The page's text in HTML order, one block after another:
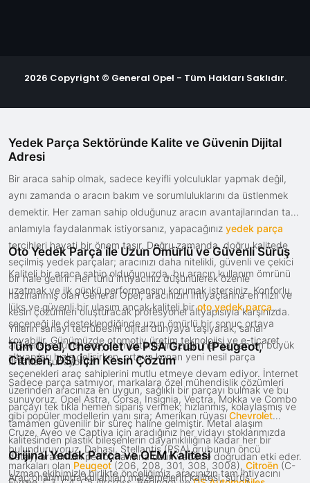
2026 Copyright © General Opel - Tüm Hakları Saklıdır.
Yedek Parça Sektöründe Kalite ve Güvenin Dijital
Adresi
Bir araca sahip olmak, sadece keyifli yolculuklar yapmak değil,
aynı zamanda o aracın bakım ve sorumluluklarını da üstlenmek
demektir. Her zaman sahip olduğunuz aracın avantajlarından tam
anlamıyla faydalanmak istiyorsanız, yapacağınız yedek parça
tercihleri hayati bir önem taşır. Doğru zamanda, doğru kalitede
seçilmiş yedek parçalar; aracınızı daha nitelikli, güvenli ve çekici
bir hale getirir. Her türlü ihtiyacınız düşünülerek özenle
hazırlanmış olan General Opel, aracınızın ihtiyaçlarına en hızlı ve
kesin çözümleri oluşturacak profesyonel altyapısıyla karşınızda.
Yılların sanayi tecrübesini dijital dünyaya taşıyarak, sanal
alışverişte güven arayan müşterilerimiz için her zaman en büyük
fırsatları sunuyoruz.
Oto Yedek Parça ile Uzun Ömürlü ve Güvenli Sürüş
Kaliteli bir araca sahip olduğunuzda, bu aracın kullanım ömrünü
uzatmak ve ilk günkü performansını korumak istersiniz. Konforlu,
lüks ve güvenli bir ulaşım ancak kaliteli biroto yedek parça
seçeneği ile desteklendiğinde uzun ömürlü bir sonuç ortaya
koyabilir. Günümüzde otomotiv üretim teknolojisi ve e-ticaret
altyapıları hızla gelişirken, ortaya konan yeni nesil parça
seçenekleri araç sahiplerini mutlu etmeye devam ediyor. İnternet
üzerinden aracınıza en uygun, sağlıklı bir parçayı bulmak ve bu
parçayı tek tıkla hemen sipariş vermek; hızlanmış, kolaylaşmış ve
tamamen güvenilir bir süreç haline gelmiştir. Metal alaşım
kalitesinden plastik bileşenlerin dayanıklılığına kadar her bir
detay, aracınızın performansına uzun vadede doğrudan etki eder.
Uzman ekibimizle birlikte önceliğimiz, aracınızın tam ihtiyacını
Tüm Opel, Chevrolet ve PSA Grubu (Peugeot,
Citroën, DS) İçin Kesin Çözüm
Sadece parça satmıyor, markalara özel mühendislik çözümleri
sunuyoruz. Opel Astra, Corsa, Insignia, Vectra, Mokka ve Combo
gibi popüler modellerin yanı sıra; Amerikan rüyasıChevrolet
Cruze, Aveo ve Captiva için aradığınız her vidayı stoklarımızda
bulunduruyoruz. Dahası, Stellantis (PSA) grubunun öncü
markaları olan Peugeot(206, 208, 301, 308, 3008), Citroën (C-
Orijinal Yedek Parça ve OEM Kalitesi
Araç onarımında kullanılan malzemelerin kalitesi, sürüş